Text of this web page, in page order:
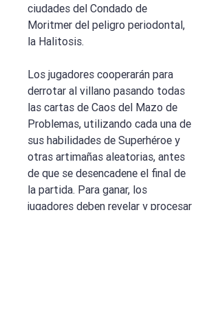
ciudades del Condado de
Moritmer del peligro periodontal,
la Halitosis.
Los jugadores cooperarán para
derrotar al villano pasando todas
las cartas de Caos del Mazo de
Problemas, utilizando cada una de
sus habilidades de Superhéroe y
otras artimañas aleatorias, antes
de que se desencadene el final de
la partida. Para ganar, los
jugadores deben revelar y procesar